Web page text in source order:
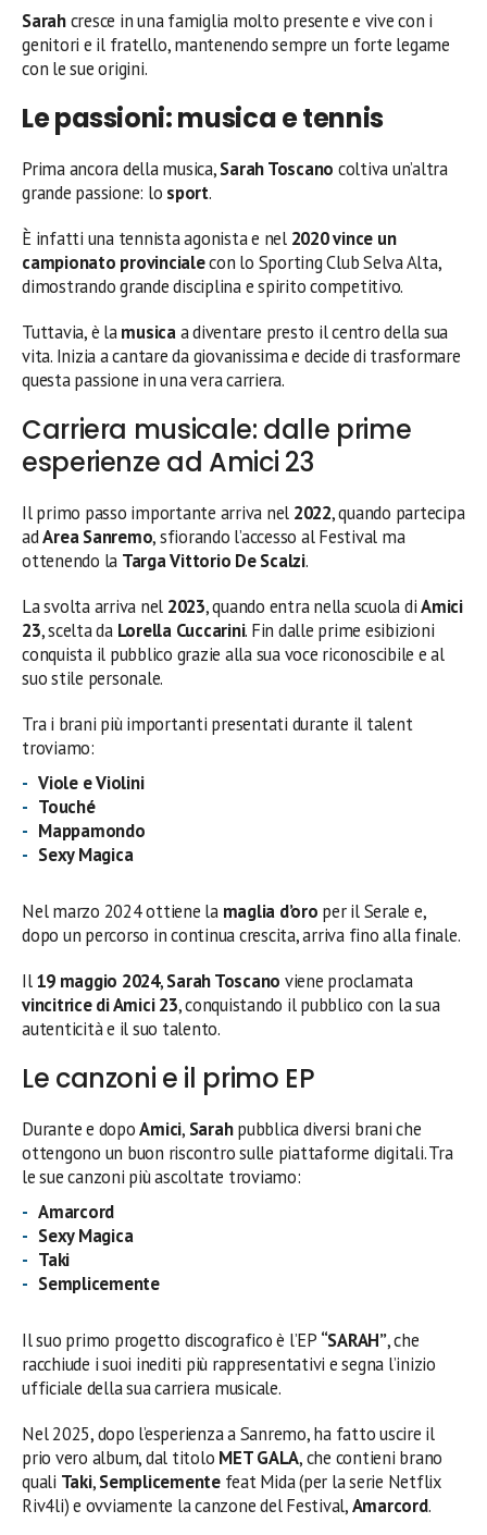
Sarahcresce in una famiglia molto presente e vive con i
genitori e il fratello, mantenendo sempre un forte legame
con le sue origini.
Le passioni: musica e tennis
Prima ancora della musica,Sarah Toscano coltiva un’altra
grande passione: lo sport.
È infatti una tennista agonista e nel 2020 vince un
campionato provincialecon lo Sporting Club Selva Alta,
dimostrando grande disciplina e spirito competitivo.
Tuttavia, è lamusicaa diventare presto il centro della sua
vita. Inizia a cantare da giovanissima e decide di trasformare
questa passione in una vera carriera.
Carriera musicale: dalle prime
esperienze ad Amici 23
Il primo passo importante arriva nel 2022, quando partecipa
adArea Sanremo, sfiorando l’accesso al Festival ma
ottenendo la Targa Vittorio De Scalzi.
La svolta arriva nel 2023, quando entra nella scuola diAmici
23, scelta da Lorella Cuccarini. Fin dalle prime esibizioni
conquista il pubblico grazie alla sua voce riconoscibile e al
suo stile personale.
Tra i brani più importanti presentati durante il talent
troviamo:
Viole e Violini
Touché
Mappamondo
Sexy Magica
Nel marzo 2024 ottiene la maglia d’oro per il Serale e,
dopo un percorso in continua crescita, arriva fino alla finale.
Il19 maggio 2024,Sarah Toscano viene proclamata
vincitrice di Amici 23, conquistando il pubblico con la sua
autenticità e il suo talento.
Le canzoni e il primo EP
Durante e dopoAmici, Sarahpubblica diversi brani che
ottengono un buon riscontro sulle piattaforme digitali. Tra
le sue canzoni più ascoltate troviamo:
Amarcord
Sexy Magica
Taki
Semplicemente
Il suo primo progetto discografico è l’EP “SARAH”, che
racchiude i suoi inediti più rappresentativi e segna l’inizio
ufficiale della sua carriera musicale.
Nel 2025, dopo l’esperienza a Sanremo, ha fatto uscire il
prio vero album, dal titolo MET GALA, che contieni brano
quali Taki,Semplicementefeat Mida (per la serie Netflix
Riv4li) e ovviamente la canzone del Festival,Amarcord.